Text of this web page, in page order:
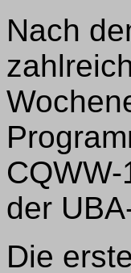
Nach
der
Die